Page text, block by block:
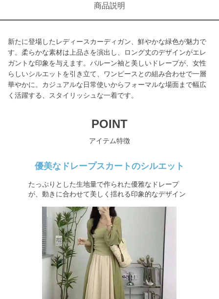
商品説明
新たに登場したレディースカーディガン、鮮やかな緑色が魅力で
す。柔らかな素材は上品さを演出し、ロング丈のデザインがエレ
ガントな印象を与えます。バルーン袖と美しいドレープが、女性
らしいシルエットを引き立て、ワンピースとの組み合わせで一層
華やかに。カジュアルな日常使いからフォーマルな場面まで幅広
く活躍する、スタイリッシュな一着です。
POINT
アイテム特徴
優美なドレープスカートのシルエット
たっぷりとした生地量で作られた優雅なドレープ
が、動きに合わせて美しく揺れる印象的なデザイン